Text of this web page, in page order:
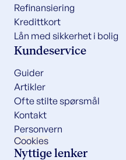
Refinansiering
Kredittkort
Lån med sikkerhet i bolig
Kundeservice
Guider
Artikler
Ofte stilte spørsmål
Kontakt
Personvern
Cookies
Nyttige lenker